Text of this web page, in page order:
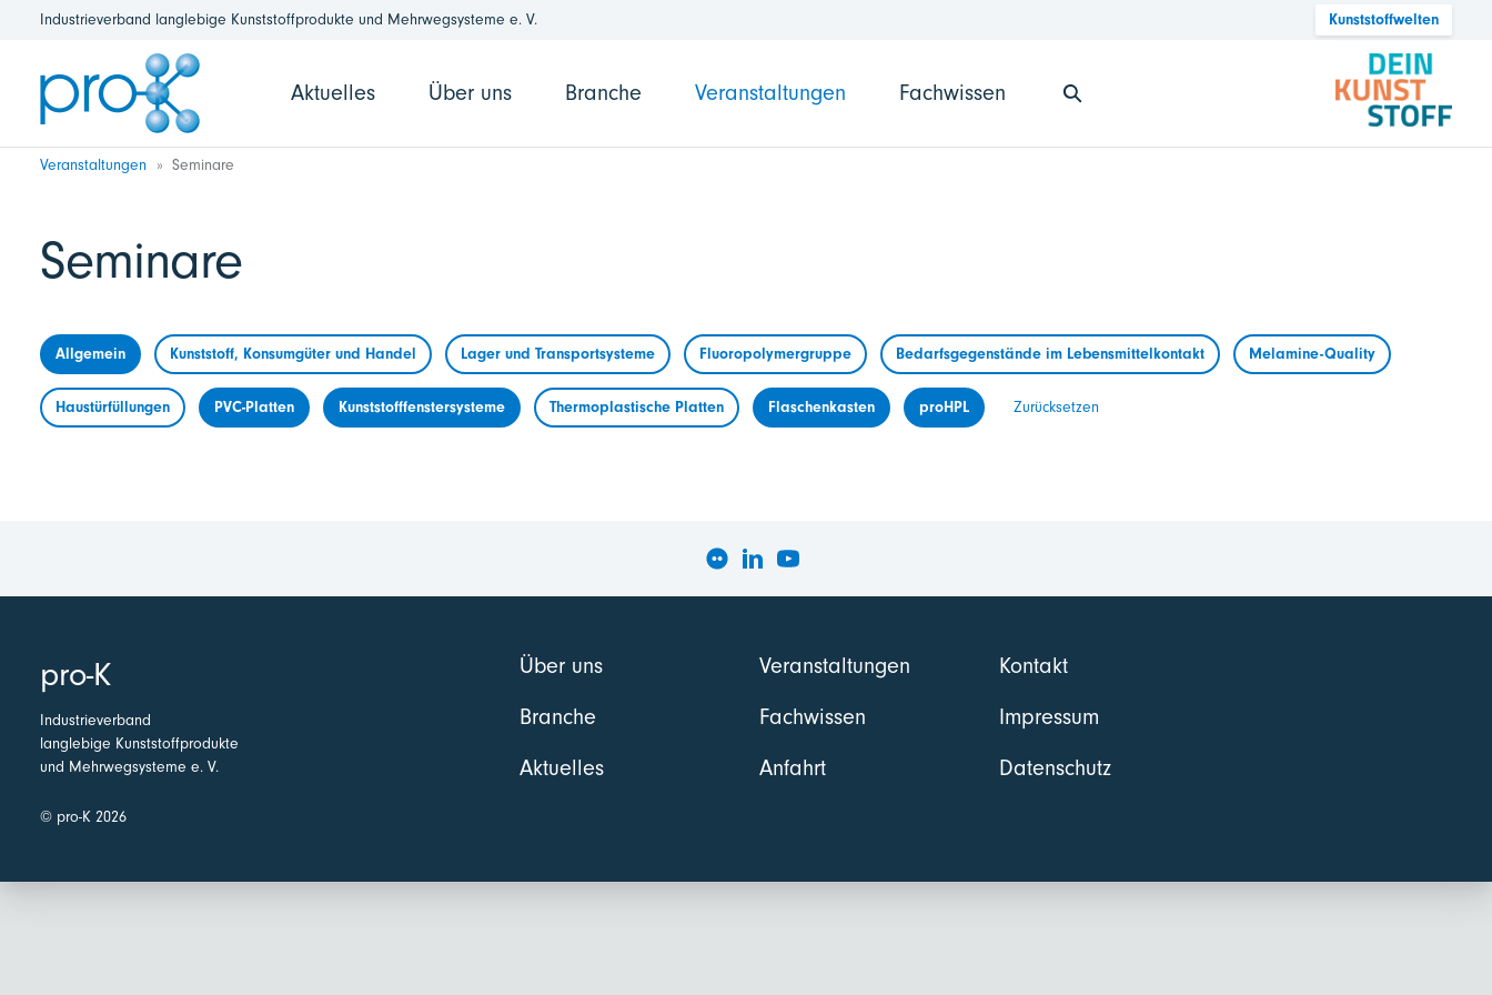
Industrieverband langlebige Kunststoffprodukte und Mehrwegsysteme e. V. Kunststoffwelten
Aktuelles Über uns Branche Veranstaltungen Fachwissen
Veranstaltungen Seminare
Seminare
Allgemein Kunststoff, Konsumgüter und Handel Lager und Transportsysteme Fluoropolymergruppe Bedarfsgegenstände im Lebensmittelkontakt Melamine-Quality
Haustürfüllungen PVC-Platten Kunststofffenstersysteme Thermoplastische Platten Flaschenkasten proHPL Zurücksetzen
pro-K
Industrieverband
langlebige Kunststoffprodukte
und Mehrwegsysteme e. V.
© pro-K 2026
Über uns
Branche
Aktuelles
Veranstaltungen
Fachwissen
Anfahrt
Kontakt
Impressum
Datenschutz